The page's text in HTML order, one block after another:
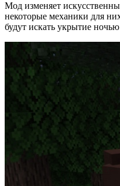
Мод изменяет
некоторые механики для
будут искать укрытие